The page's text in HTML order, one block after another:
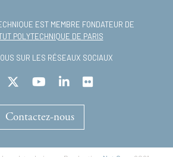
EST MEMBRE FONDATEUR DE
POLYTECHNIQUE DE PARIS
SUR LES RÉSEAUX SOCIAUX
Contactez-nous